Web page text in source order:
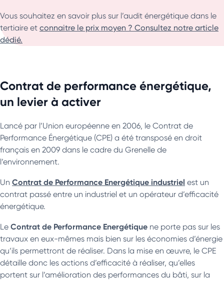
Vous souhaitez en savoir plus sur l’audit énergétique dans le
tertiaire et connaitre le prix moyen ? Consultez notre article
dédié.
Contrat de performance énergétique,
un levier à activer
Lancé par l’Union européenne en 2006, le Contrat de
Performance Énergétique (CPE) a été transposé en droit
français en 2009 dans le cadre du Grenelle de
l’environnement.
Un Contrat de Performance Energétique industriel est un
contrat passé entre un industriel et un opérateur d’efficacité
énergétique.
Le Contrat de Performance Energétique ne porte pas sur les
travaux en eux-mêmes mais bien sur les économies d’énergie
qu’ils permettront de réaliser. Dans la mise en œuvre, le CPE
détaille donc les actions d’efficacité à réaliser, qu’elles
portent sur l’amélioration des performances du bâti, sur la